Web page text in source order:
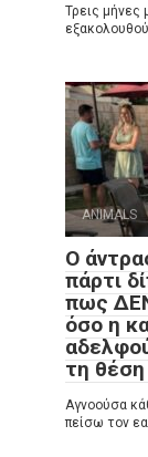
Τρεις μήνες
ANIMALS
Ο
πάρτι
πως
όσο η
τη
Αγνοούσα
πείσω τον